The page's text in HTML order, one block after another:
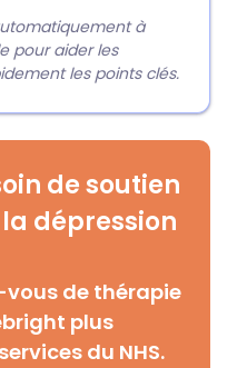
à
pour aider les
les points clés.
de soutien
dépression
vous de thérapie
plus
du NHS.